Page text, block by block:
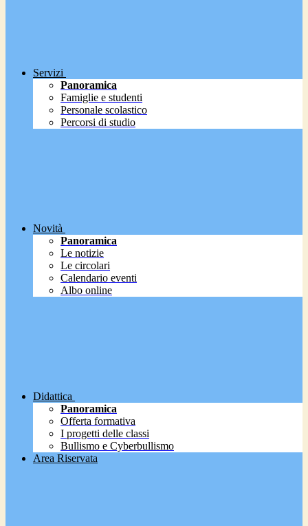
Servizi
Panoramica
Famiglie e studenti
Personale scolastico
Percorsi di studio
Novità
Panoramica
Le notizie
Le circolari
Calendario eventi
Albo online
Didattica
Panoramica
Offerta formativa
I progetti delle classi
Bullismo e Cyberbullismo
Area Riservata